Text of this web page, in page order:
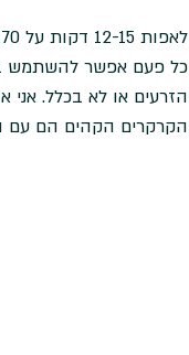
לאפות 12-15 דקות על 170 מעלות ולקרר
כל פעם אפשר להשתמש
הזרעים או לא בכלל.
הקרקרים הקהים הם עם